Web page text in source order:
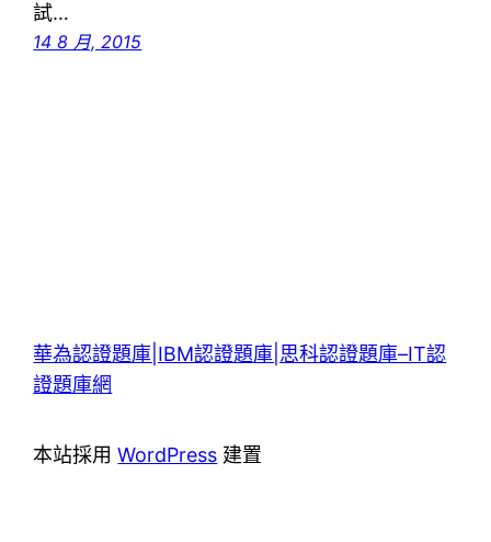
試…
14 8 月, 2015
華為認證題庫|IBM認證題庫|思科認證題庫–IT認
證題庫網
本站採用WordPress 建置